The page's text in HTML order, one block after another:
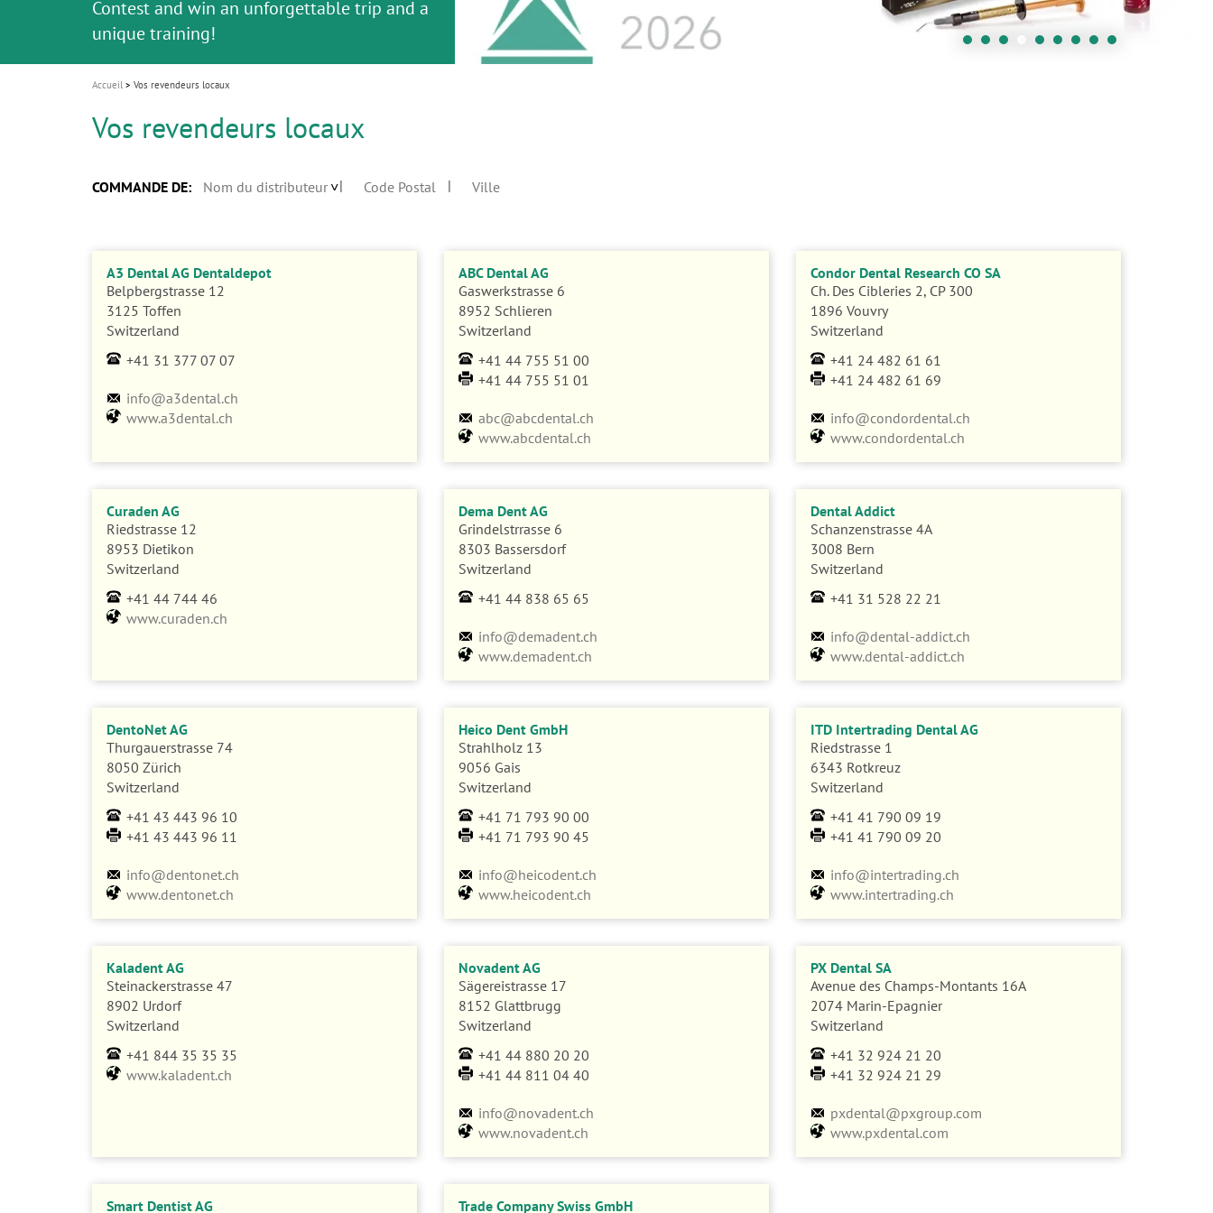
i
o
n
Join us for our next webinar
October 3rd (Sat) - 4th (Sun), 2026
Celebrating 10 Years of the Oral Health for
an Ageing Population project
Contest and win an unforgettable trip and a
unique training!
GC Group
Global CSR Report 2025
Le scanner est votre espace de travail !
La solution rapide et facile pour tous vos
travaux céramique !
La beauté naturelle restaurée en une séance
Vers un nouveau standard de l’adhésion
Accueil Vos revendeurs locaux
Vos revendeurs locaux
COMMANDE DE: Nom du distributeur Code Postal Ville
A3 Dental AG Dentaldepot
Belpbergstrasse 12
3125 Toffen
Switzerland
+41 31 377 07 07
info@a3dental.ch
www.a3dental.ch
ABC Dental AG
Gaswerkstrasse 6
8952 Schlieren
Switzerland
+41 44 755 51 00
+41 44 755 51 01
abc@abcdental.ch
www.abcdental.ch
Condor Dental Research CO SA
Ch. Des Cibleries 2, CP 300
1896 Vouvry
Switzerland
+41 24 482 61 61
+41 24 482 61 69
info@condordental.ch
www.condordental.ch
Curaden AG
Riedstrasse 12
8953 Dietikon
Switzerland
+41 44 744 46
www.curaden.ch
Dema Dent AG
Grindelstrrasse 6
8303 Bassersdorf
Switzerland
+41 44 838 65 65
info@demadent.ch
www.demadent.ch
Dental Addict
Schanzenstrasse 4A
3008 Bern
Switzerland
+41 31 528 22 21
info@dental-addict.ch
www.dental-addict.ch
DentoNet AG
Thurgauerstrasse 74
8050 Zürich
Switzerland
+41 43 443 96 10
+41 43 443 96 11
info@dentonet.ch
www.dentonet.ch
Heico Dent GmbH
Strahlholz 13
9056 Gais
Switzerland
+41 71 793 90 00
+41 71 793 90 45
info@heicodent.ch
www.heicodent.ch
ITD Intertrading Dental AG
Riedstrasse 1
6343 Rotkreuz
Switzerland
+41 41 790 09 19
+41 41 790 09 20
info@intertrading.ch
www.intertrading.ch
Kaladent AG
Steinackerstrasse 47
8902 Urdorf
Switzerland
+41 844 35 35 35
www.kaladent.ch
Novadent AG
Sägereistrasse 17
8152 Glattbrugg
Switzerland
+41 44 880 20 20
+41 44 811 04 40
info@novadent.ch
www.novadent.ch
PX Dental SA
Avenue des Champs-Montants 16A
2074 Marin-Epagnier
Switzerland
+41 32 924 21 20
+41 32 924 21 29
pxdental@pxgroup.com
www.pxdental.com
Smart Dentist AG Trade Company Swiss GmbH